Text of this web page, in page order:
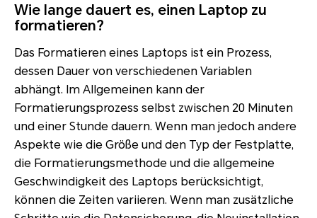
Wie lange dauert es, einen Laptop zu
formatieren?
Das Formatieren eines Laptops ist ein Prozess,
dessen Dauer von verschiedenen Variablen
abhängt. Im Allgemeinen kann der
Formatierungsprozess selbst zwischen 20 Minuten
und einer Stunde dauern. Wenn man jedoch andere
Aspekte wie die Größe und den Typ der Festplatte,
die Formatierungsmethode und die allgemeine
Geschwindigkeit des Laptops berücksichtigt,
können die Zeiten variieren. Wenn man zusätzliche